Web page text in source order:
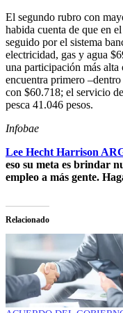
El segundo rubro con
habida cuenta de que en
seguido por el sistema
electricidad, gas y agua
una participación más alta
encuentra primero
con $60.718; el servicio
pesca 41.046 pesos.
Infobae
Lee Hecht Harrison
eso su meta es brindar
empleo a más gente.
Relacionado